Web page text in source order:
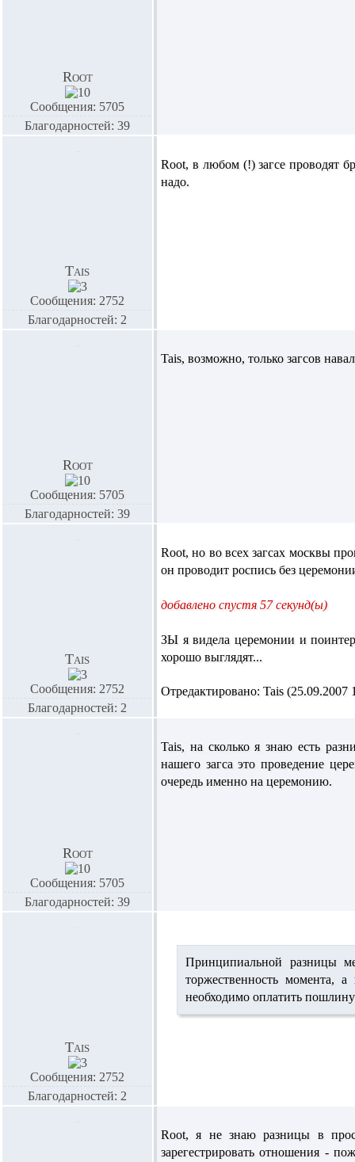
Root
Сообщения: 5705
Благодарностей: 39
Tais
Сообщения: 2752
Благодарностей: 2
Root, в любом (!) загсе проводят
надо.
Root
Сообщения: 5705
Благодарностей: 39
Tais, возможно, только загсов
Tais
Сообщения: 2752
Благодарностей: 2
Root,но во всех загсах москвы
он проводит роспись без
добавлено спустя 57 секунд(ы)
ЗЫ я видела церемонии и
хорошо выглядят...
Отредактировано: Tais (25.09.2007
Root
Сообщения: 5705
Благодарностей: 39
Tais, на сколько я знаю есть
нашего загса это проведение
очередь именно на церемонию.
Tais
Сообщения: 2752
Благодарностей: 2
Принципиальной разницы
торжественность момента,
необходимо оплатить
Root,я не знаю разницы в
зарегестрировать отношения -